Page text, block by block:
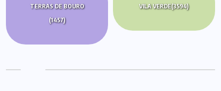
TERRAS DE BOURO
(1457)
VILA VERDE(3594)